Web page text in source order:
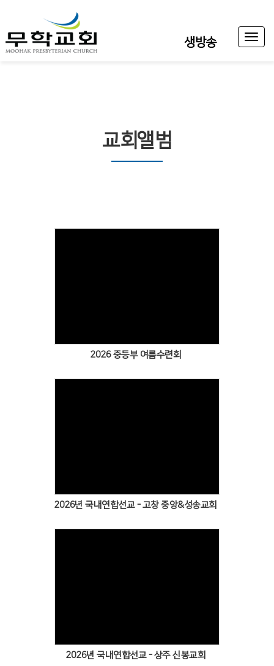
생방송
Toggle
교회앨범
2026 중등부 여름수련회
2026년 국내연합선교 - 고창 중앙&성송교회
2026년 국내연합선교 - 상주 신봉교회